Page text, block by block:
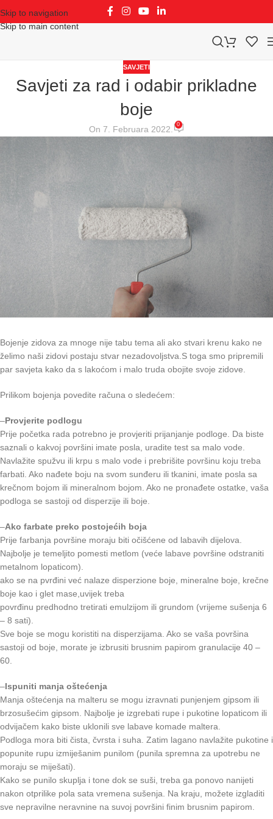
Skip to navigation
Skip to main content
SAVJETI
Savjeti za rad i odabir prikladne
boje
On 7. Februara 2022. 0
Bojenje zidova za mnoge nije tabu tema ali ako stvari krenu kako ne
želimo naši zidovi postaju stvar nezadovoljstva.S toga smo pripremili
par savjeta kako da s lakoćom i malo truda obojite svoje zidove.
Prilikom bojenja povedite računa o sledećem:
–Provjerite podlogu
Prije početka rada potrebno je provjeriti prijanjanje podloge. Da biste
saznali o kakvoj površini imate posla, uradite test sa malo vode.
Navlažite spužvu ili krpu s malo vode i prebrišite površinu koju treba
farbati. Ako nađete boju na svom sunđeru ili tkanini, imate posla sa
krečnom bojom ili mineralnom bojom. Ako ne pronađete ostatke, vaša
podloga se sastoji od disperzije ili boje.
–Ako farbate preko postojećih boja
Prije farbanja površine moraju biti očišćene od labavih dijelova.
Najbolje je temeljito pomesti metlom (veće labave površine odstraniti
metalnom lopaticom).
ako se na pvrđini već nalaze disperzione boje, mineralne boje, krečne
boje kao i glet mase,uvijek treba
povrđinu predhodno tretirati emulzijom ili grundom (vrijeme sušenja 6
– 8 sati).
Sve boje se mogu koristiti na disperzijama. Ako se vaša površina
sastoji od boje, morate je izbrusiti brusnim papirom granulacije 40 –
60.
–Ispuniti manja oštećenja
Manja oštećenja na malteru se mogu izravnati punjenjem gipsom ili
brzosušećim gipsom. Najbolje je izgrebati rupe i pukotine lopaticom ili
odvijačem kako biste uklonili sve labave komade maltera.
Podloga mora biti čista, čvrsta i suha. Zatim lagano navlažite pukotine i
popunite rupu izmiješanim punilom (punila spremna za upotrebu ne
moraju se miješati).
Kako se punilo skuplja i tone dok se suši, treba ga ponovo nanijeti
nakon otprilike pola sata vremena sušenja. Na kraju, možete izgladiti
sve nepravilne neravnine na suvoj površini finim brusnim papirom.